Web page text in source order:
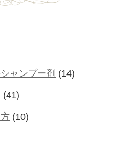
ャンプー剤 (14)
(41)
(10)